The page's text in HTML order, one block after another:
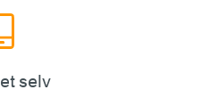
selv